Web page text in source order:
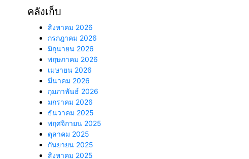
คลังเก็บ
สิงหาคม 2026
กรกฎาคม 2026
มิถุนายน 2026
พฤษภาคม 2026
เมษายน 2026
มีนาคม 2026
กุมภาพันธ์ 2026
มกราคม 2026
ธันวาคม 2025
พฤศจิกายน 2025
ตุลาคม 2025
กันยายน 2025
สิงหาคม 2025